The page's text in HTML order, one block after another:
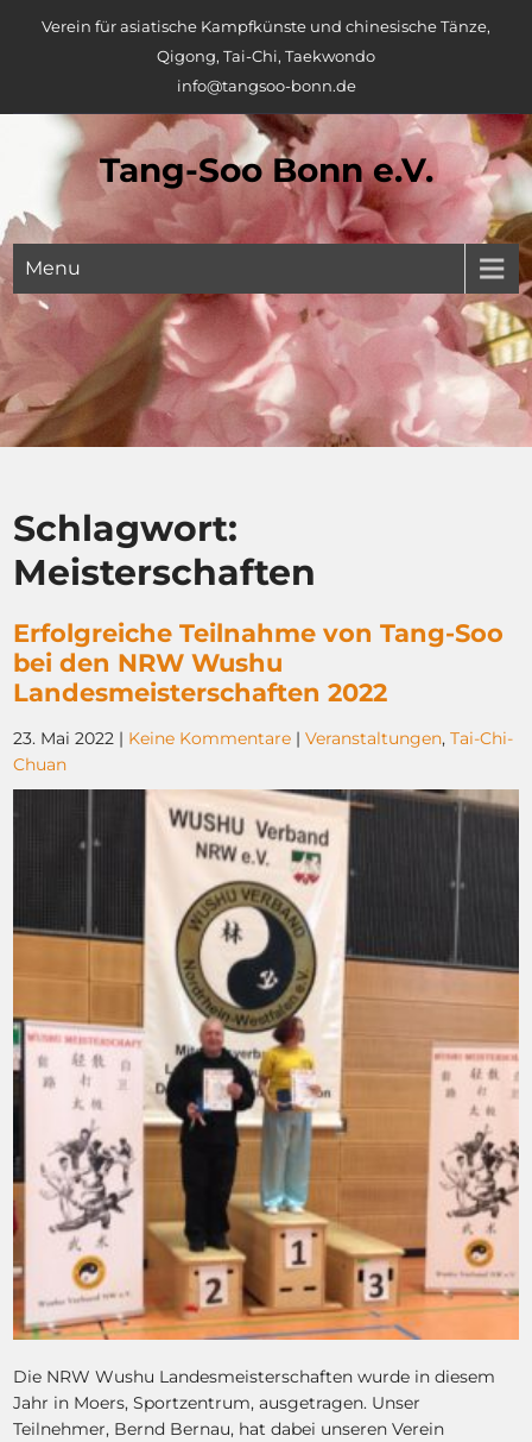
Verein für asiatische Kampfkünste und chinesische Tänze,
Qigong, Tai-Chi, Taekwondo
info@tangsoo-bonn.de
Tang-Soo Bonn e.V.
Menu
Schlagwort:
Meisterschaften
Erfolgreiche Teilnahme von Tang-Soo
bei den NRW Wushu
Landesmeisterschaften 2022
23. Mai 2022 | Keine Kommentare |Veranstaltungen,Tai-Chi-
Chuan
Die NRW Wushu Landesmeisterschaften wurde in diesem
Jahr in Moers, Sportzentrum, ausgetragen. Unser
Teilnehmer, Bernd Bernau, hat dabei unseren Verein